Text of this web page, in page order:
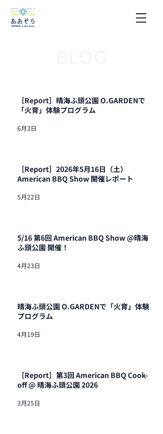
［Report］晴海ふ頭公園 O.GARDENで
「火育」体験プログラム
6月3日
［Report］2026年5月16日（土）
American BBQ Show 開催レポート
5月22日
5/16 第6回 American BBQ Show @晴海
ふ頭公園 開催！
4月23日
晴海ふ頭公園 O.GARDENで「火育」体験
プログラム
4月19日
［Report］第3回 American BBQ Cook-
off @ 晴海ふ頭公園 2026
3月25日